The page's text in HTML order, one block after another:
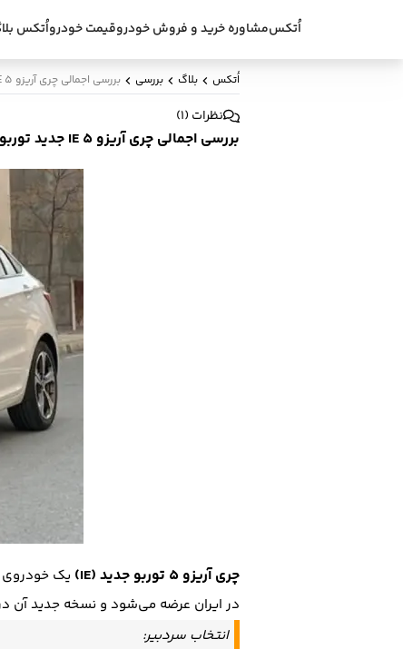
اُتکسمشاوره خرید و فروش خودروقیمت خودرواُتکس
اُتکس بلاگ بررسی بررسی اجمالی چری آریزو 5 IE جدید توربو و نظرات مردمی
نظرات (
1
)
بررسی اجمالی چری آریزو 5 IE جدید توربو و نظرات مردمی
چری آریزو 5 توربو جدید (IE)
در ایران عرضه می‌شود و نسخه جدید آن در سال 1401 با نام آریزو 5 توربو
انتخاب سردبیر: